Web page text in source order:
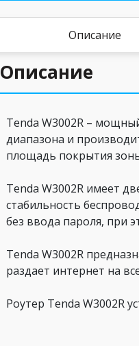
Описание
Описание
Tenda W3002R –
диапазона и
площадь покрытия
Tenda W3002R имеет
стабильность
без ввода пароля, при
Tenda W3002R
раздает интернет на
Роутер Tenda W3002R